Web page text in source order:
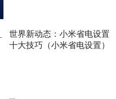
世界新动态：小米省电设置
十大技巧（小米省电设置）